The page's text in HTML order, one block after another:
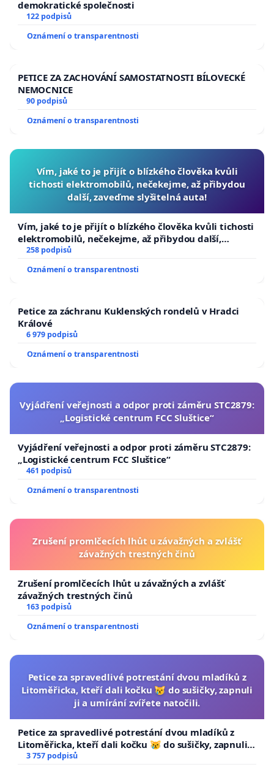
demokratické společnosti
122 podpisů
Oznámení o transparentnosti
PETICE ZA ZACHOVÁNÍ SAMOSTATNOSTI BÍLOVECKÉ
NEMOCNICE
90 podpisů
Oznámení o transparentnosti
Vím, jaké to je přijít o blízkého člověka kvůli
tichosti elektromobilů, nečekejme, až přibydou
další, zaveďme slyšitelná auta!
Vím, jaké to je přijít o blízkého člověka kvůli tichosti
elektromobilů, nečekejme, až přibydou další,
zaveďme slyšitelná auta!
258 podpisů
Oznámení o transparentnosti
Petice za záchranu Kuklenských rondelů v Hradci
Králové
6 979 podpisů
Oznámení o transparentnosti
Vyjádření veřejnosti a odpor proti záměru STC2879:
„Logistické centrum FCC Sluštice“
Vyjádření veřejnosti a odpor proti záměru STC2879:
„Logistické centrum FCC Sluštice“
461 podpisů
Oznámení o transparentnosti
Zrušení promlčecích lhůt u závažných a zvlášť
závažných trestných činů
Zrušení promlčecích lhůt u závažných a zvlášť
závažných trestných činů
163 podpisů
Oznámení o transparentnosti
Petice za spravedlivé potrestání dvou mladíků z
Litoměřicka, kteří dali kočku 😿 do sušičky, zapnuli
ji a umírání zvířete natočili.
Petice za spravedlivé potrestání dvou mladíků z
Litoměřicka, kteří dali kočku 😿 do sušičky, zapnuli ji
a umírání zvířete natočili.
3 757 podpisů